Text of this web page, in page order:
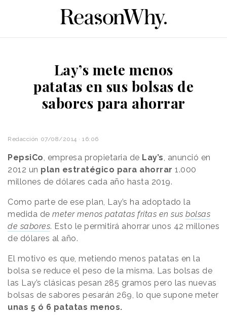
Lay’s mete menos
patatas en sus bolsas de
sabores para ahorrar
Redacción 07/08/2014 · 16:06
PepsiCo , empresa propietaria de Lay’s , anunció en
2012 un plan estratégico para ahorrar 1.000
millones de dólares cada año hasta 2019.
Como parte de ese plan, Lay’s ha adoptado la
medida de meter menos patatas fritas en sus bolsas
de sabores. Esto le permitirá ahorrar unos 42 millones
de dólares al año.
El motivo es que, metiendo menos patatas en la
bolsa se reduce el peso de la misma. Las bolsas de
las Lay’s clásicas pesan 285 gramos pero las nuevas
bolsas de sabores pesarán 269, lo que supone meter
unas 5 ó 6 patatas menos.